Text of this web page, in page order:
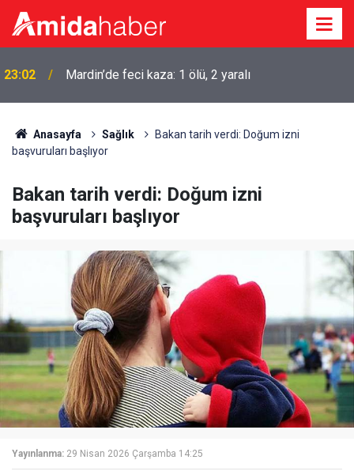
23:02 Mardin’de feci kaza: 1 ölü, 2 yaralı
Anasayfa Sağlık
Bakan tarih verdi: Doğum izni
başvuruları başlıyor
Bakan tarih verdi: Doğum izni
başvuruları başlıyor
Yayınlanma: 29 Nisan 2026 Çarşamba 14:25